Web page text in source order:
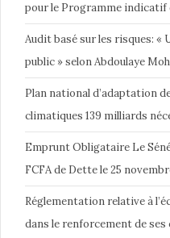
pour le Programme indicatif
Audit basé sur les risques: «
public » selon Abdoulaye
Plan national d’adaptation
climatiques 139 milliards
Emprunt Obligataire Le
FCFA de Dette le 25
Réglementation relative à
dans le renforcement de ses